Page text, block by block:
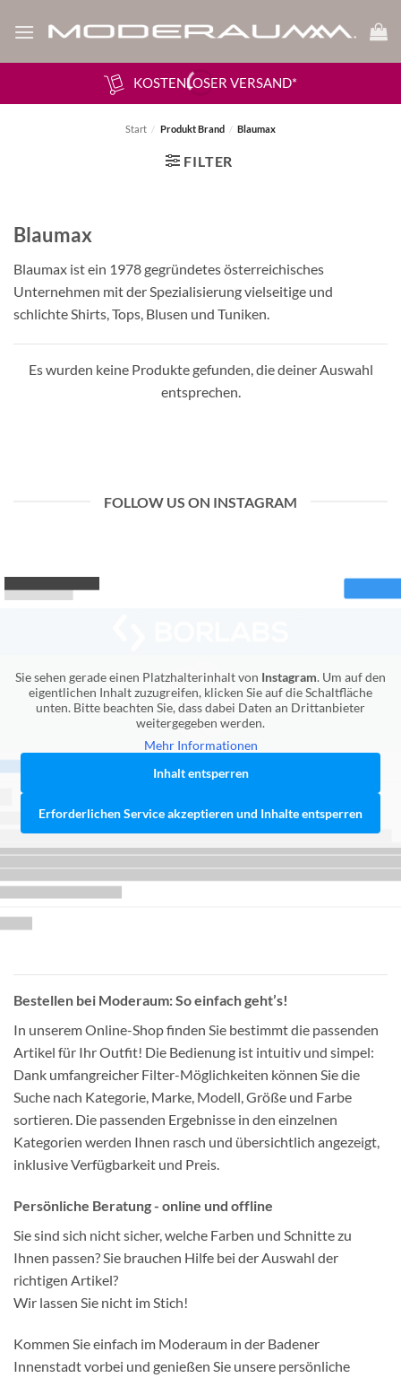
Inhalt
Start / Produkt Brand / Blaumax
FILTER
KOSTENLOSER VERSAND*
Blaumax
Blaumax ist ein 1978 gegründetes österreichisches
Unternehmen mit der Spezialisierung vielseitige und
schlichte Shirts, Tops, Blusen und Tuniken.
Es wurden keine Produkte gefunden, die deiner Auswahl
entsprechen.
FOLLOW US ON INSTAGRAM
Sie sehen gerade einen Platzhalterinhalt von Instagram. Um auf den
eigentlichen Inhalt zuzugreifen, klicken Sie auf die Schaltfläche
unten. Bitte beachten Sie, dass dabei Daten an Drittanbieter
weitergegeben werden.
Mehr Informationen
Inhalt entsperren
Erforderlichen Service akzeptieren und Inhalte entsperren
Bestellen bei Moderaum: So einfach geht’s!
In unserem Online-Shop finden Sie bestimmt die passenden
Artikel für Ihr Outfit! Die Bedienung ist intuitiv und simpel:
Dank umfangreicher Filter-Möglichkeiten können Sie die
Suche nach Kategorie, Marke, Modell, Größe und Farbe
sortieren. Die passenden Ergebnisse in den einzelnen
Kategorien werden Ihnen rasch und übersichtlich angezeigt,
inklusive Verfügbarkeit und Preis.
Persönliche Beratung - online und offline
Sie sind sich nicht sicher, welche Farben und Schnitte zu
Ihnen passen? Sie brauchen Hilfe bei der Auswahl der
richtigen Artikel?
Wir lassen Sie nicht im Stich!
Kommen Sie einfach im Moderaum in der Badener
Innenstadt vorbei und genießen Sie unsere persönliche